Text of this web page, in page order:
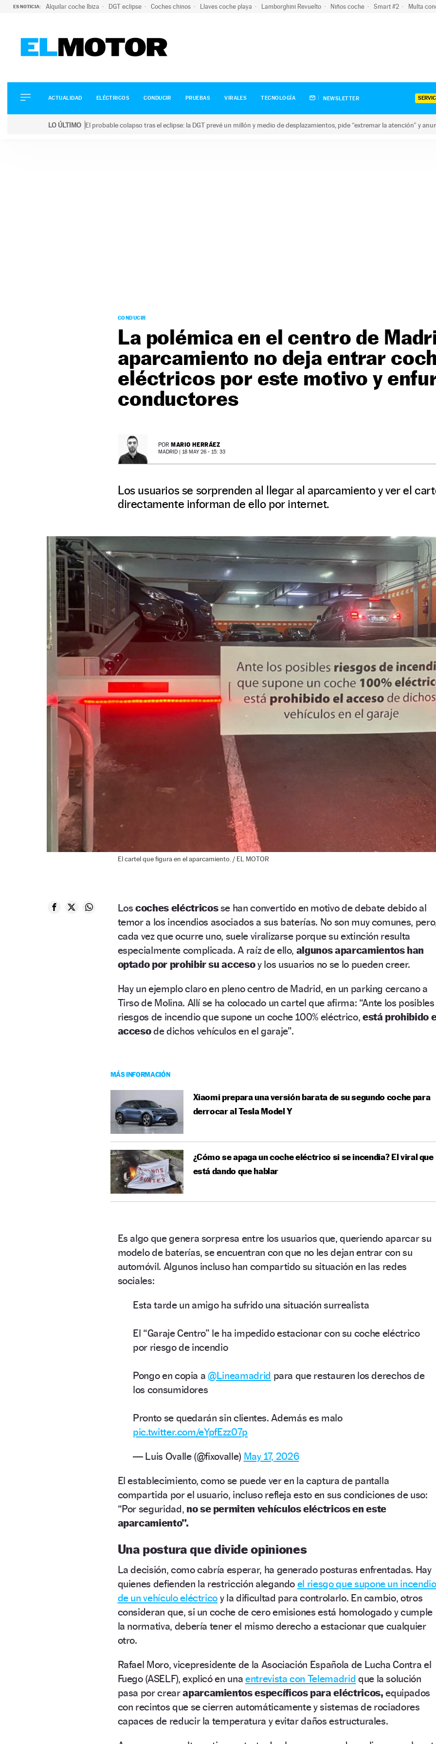
ES NOTICIA: Alquilar coche Ibiza DGT eclipse Coches chinos Llaves coche playa Lamborghini Revuelto Niños coche Smart #2 Multa
ELÉCTRICOS
CONDUCIR
ACTUALIDAD ELÉCTRICOS CONDUCIR PRUEBAS VIRALES TECNOLOGÍA NEWSLETTER
LO ÚLTIMO El probable colapso tras el eclipse: la DGT prevé un millón y medio de desplazamientos, pide “extremar la atención” y
CONDUCIR
La polémica en el centro de
aparcamiento no deja entrar
eléctricos por este motivo y
conductores
POR MARIO HERRÁEZ
MADRID | 18 MAY 26 - 15: 33
Los usuarios se sorprenden al llegar al aparcamiento y ver el
directamente informan de ello por internet.
El cartel que figura en el aparcamiento. / EL MOTOR
Loscoches eléctricosse han convertido en motivo de debate debido al
temor a los incendios asociados a sus baterías. No son muy comunes,
cada vez que ocurre uno, suele viralizarse porque su extinción resulta
especialmente complicada. A raíz de ello, algunos aparcamientos han
optado por prohibir su accesoy los usuarios no se lo pueden creer.
Hay un ejemplo claro en pleno centro de Madrid, en un parking cercano a
Tirso de Molina. Allí se ha colocado un cartel que afirma: “Ante los posibles
riesgos de incendio que supone un coche 100% eléctrico, está prohibido
accesode dichos vehículos en el garaje”.
MÁS INFORMACIÓN
Xiaomi prepara una versión barata de su segundo coche para
derrocar al Tesla Model Y
¿Cómo se apaga un coche eléctrico si se incendia? El viral que
está dando que hablar
Es algo que genera sorpresa entre los usuarios que, queriendo aparcar su
modelo de baterías, se encuentran con que no les dejan entrar con su
automóvil. Algunos incluso han compartido su situación en las redes
sociales:
Esta tarde un amigo ha sufrido una situación surrealista
El “Garaje Centro” le ha impedido estacionar con su coche eléctrico
por riesgo de incendio
Pongo en copia a@Lineamadrid para que restauren los derechos de
los consumidores
Pronto se quedarán sin clientes. Además es malo
pic.twitter.com/eYpfEzz07p
— Luis Ovalle (@fixovalle) May 17, 2026
El establecimiento, como se puede ver en la captura de pantalla
compartida por el usuario, incluso refleja esto en sus condiciones de uso:
“Por seguridad, no se permiten vehículos eléctricos en este
aparcamiento”.
Una postura que divide opiniones
La decisión, como cabría esperar, ha generado posturas enfrentadas. Hay
quienes defienden la restricción alegando el riesgo que supone un incendio
de un vehículo eléctrico y la dificultad para controlarlo. En cambio, otros
consideran que, si un coche de cero emisiones está homologado y cumple
la normativa, debería tener el mismo derecho a estacionar que cualquier
otro.
Rafael Moro, vicepresidente de la Asociación Española de Lucha Contra el
Fuego (ASELF), explicó en una entrevista con Telemadrid que la solución
pasa por crearaparcamientos específicos para eléctricos, equipados
con recintos que se cierren automáticamente y sistemas de rociadores
capaces de reducir la temperatura y evitar daños estructurales.